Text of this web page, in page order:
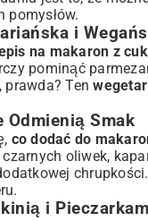
pomysłów.
i
na makaron z
pominąć
prawda? Ten
Odmienią Smak
co dodać do
oliwek,
i